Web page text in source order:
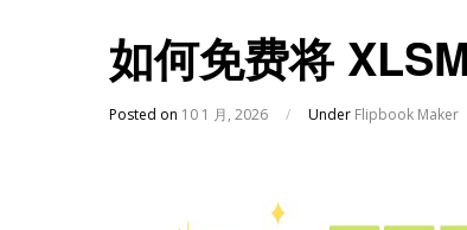
如何免费将
Posted on 10 1 月, 2026 / Under Flipbook Maker